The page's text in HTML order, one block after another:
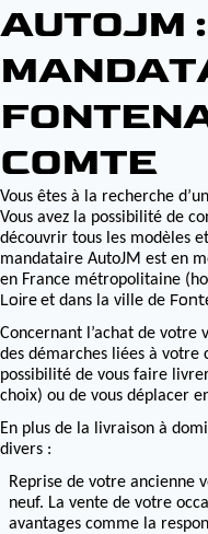
AUTOJM :
COMTE
Vous êtes à la recherche
Vous avez la possibilité de
découvrir tous les modèles
mandataire AutoJM est en
en France métropolitaine
Loireet dans la ville de
Concernant l’achat de votre
des démarches liées à votre
possibilité de vous faire
choix) ou de vous déplacer
En plus de la livraison à
divers :
Reprise de votre ancienne
neuf. La vente de votre
avantages comme la